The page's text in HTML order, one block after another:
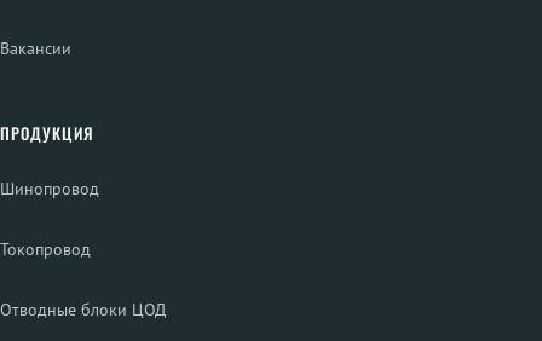
Вакансии
ПРОДУКЦИЯ
Шинопровод
Токопровод
Отводные блоки ЦОД